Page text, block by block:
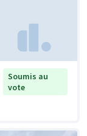
Soumis au
vote